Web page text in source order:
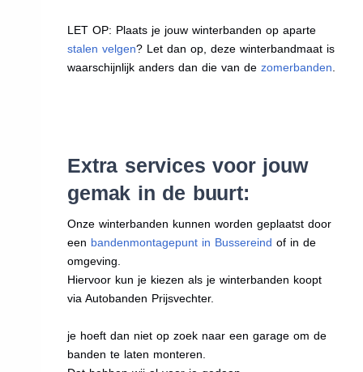
LET OP: Plaats je jouw winterbanden op aparte
stalen velgen? Let dan op, deze winterbandmaat is
waarschijnlijk anders dan die van dezomerbanden
Extra services voor jouw
gemak in de buurt:
Onze winterbanden kunnen worden geplaatst door
een bandenmontagepunt in Bussereind of in de
omgeving.
Hiervoor kun je kiezen als je winterbanden koopt
via Autobanden Prijsvechter.
je hoeft dan niet op zoek naar een garage om de
banden te laten monteren.